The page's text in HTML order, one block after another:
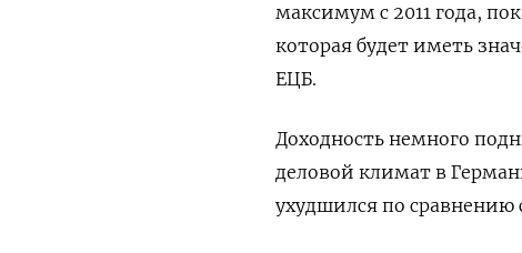
максимум с 2011 года,
которая будет иметь
ЕЦБ.
Доходность немного
деловой климат в
ухудшился по сравнению